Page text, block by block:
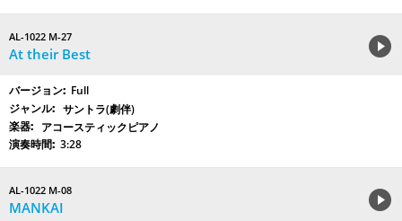
AL-1022 M-27
At their Best
Full
サントラ(劇伴)
アコースティックピアノ
3:28
AL-1022 M-08
MANKAI